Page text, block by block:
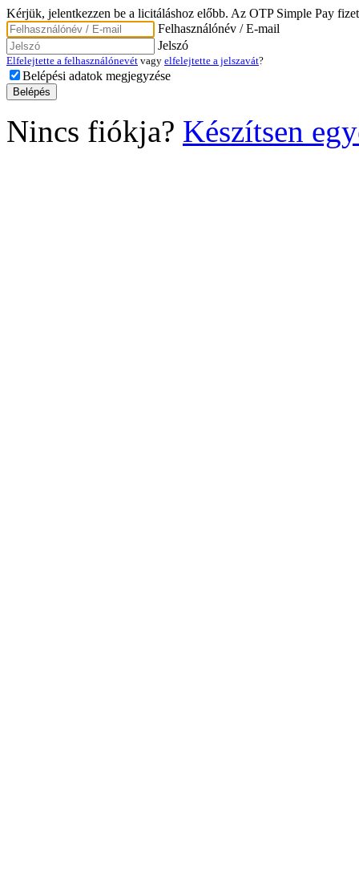
Kérjük, jelentkezzen be a licitáláshoz előbb. Az OTP Simple Pay
Felhasználónév / E-mail
Jelszó
Elfelejtette a felhasználónevét vagy elfelejtette a jelszavát?
Belépési adatok megjegyzése
Nincs fiókja? Készítsen